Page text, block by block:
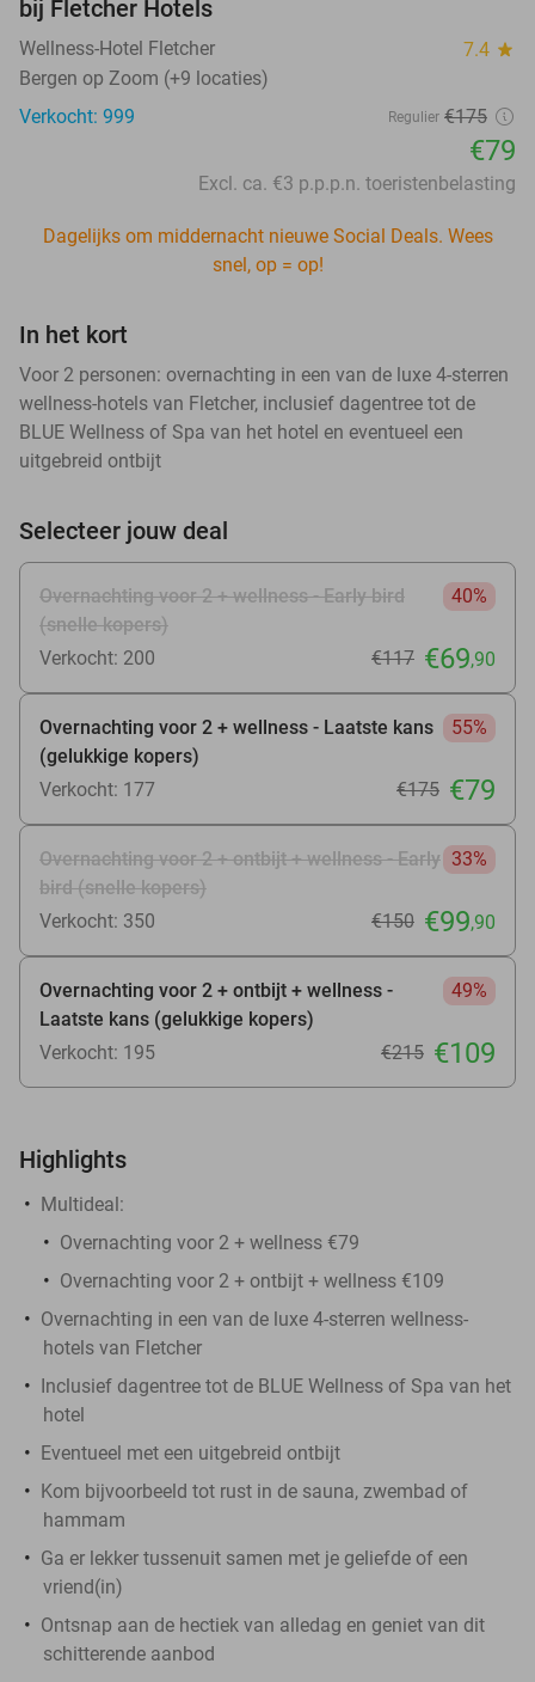
bij Fletcher Hotels
Wellness-Hotel Fletcher 7.4 star
Bergen op Zoom (+9 locaties)
Verkocht: 999
Regulier €175
€79
Excl. ca. €3 p.p.p.n. toeristenbelasting
Dagelijks om middernacht nieuwe Social Deals. Wees
snel, op = op!
In het kort
Voor 2 personen: overnachting in een van de luxe 4-sterren
wellness-hotels van Fletcher, inclusief dagentree tot de
BLUE Wellness of Spa van het hotel en eventueel een
uitgebreid ontbijt
Selecteer jouw deal
Overnachting voor 2 + wellness - Early bird
(snelle kopers)
40%
Verkocht: 200 €117 €69,90
Overnachting voor 2 + wellness - Laatste kans
(gelukkige kopers)
55%
Verkocht: 177 €175 €79
Overnachting voor 2 + ontbijt + wellness - Early
bird (snelle kopers)
33%
Verkocht: 350 €150 €99,90
Overnachting voor 2 + ontbijt + wellness -
Laatste kans (gelukkige kopers)
49%
Verkocht: 195 €215 €109
Highlights
Multideal:
Overnachting voor 2 + wellness €79
Overnachting voor 2 + ontbijt + wellness €109
Overnachting in een van de luxe 4-sterren wellness-
hotels van Fletcher
Inclusief dagentree tot de BLUE Wellness of Spa van het
hotel
Eventueel met een uitgebreid ontbijt
Kom bijvoorbeeld tot rust in de sauna, zwembad of
hammam
Ga er lekker tussenuit samen met je geliefde of een
vriend(in)
Ontsnap aan de hectiek van alledag en geniet van dit
schitterende aanbod